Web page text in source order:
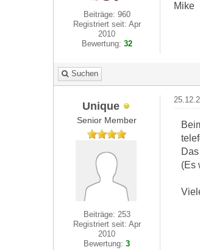
Beiträge: 960
Registriert seit: Apr
2010
Bewertung: 32
Mike
Suchen
Unique
Senior Member
Beiträge: 253
Registriert seit: Apr
2010
Bewertung:3
(Es